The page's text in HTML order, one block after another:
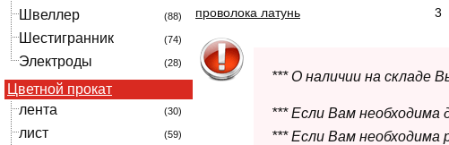
Швеллер (88)
Шестигранник (74)
Электроды (28)
Цветной прокат
лента
(30)
лист (59)
проволока латунь 3
*** О наличии на складе
*** Если Вам необходима
*** Если Вам необходима